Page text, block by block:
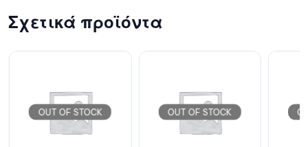
Σχετικά προϊόντα
OUT OF STOCK OUT OF STOCK